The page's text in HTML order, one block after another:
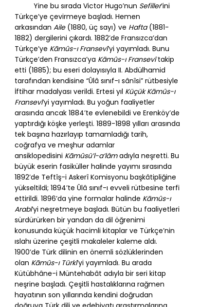
Yine bu sırada Victor Hugo’nun Sefiller’ini
Türkçe’ye çevirmeye başladı. Hemen
arkasından Aile(1880, üç sayı) ve Hafta(1881-
1882) dergilerini çıkardı. 1882’de Fransızca’dan
Türkçe’ye Kāmûs-ı Fransevî’yi yayımladı. Bunu
Türkçe’den Fransızca’ya Kāmûs-ı Fransevîtakip
etti (1885); bu eseri dolayısıyla II. Abdülhamid
tarafından kendisine “Ûlâ sınıf-ı sânîsi” rütbesiyle
İftihar madalyası verildi. Ertesi yıl Küçük Kāmûs-ı
Fransevî’yi yayımladı. Bu yoğun faaliyetler
arasında ancak 1884’te evlenebildi ve Erenköy’de
yaptırdığı köşke yerleşti. 1889-1898 yılları arasında
tek başına hazırlayıp tamamladığı tarih,
coğrafya ve meşhur adamlar
ansiklopedisini Kāmûsü’l-a‘lâmadıyla neşretti. Bu
büyük eserin fasiküller halinde yayımı sırasında
1892’de Teftîş-i Askerî Komisyonu başkâtipliğine
yükseltildi; 1894’te Ûlâ sınıf-ı evveli rütbesine terfi
ettirildi. 1896’da yine formalar halinde Kāmûs-ı
Arabî’yi neşretmeye başladı. Bütün bu faaliyetleri
sürdürürken bir yandan da dil öğrenimi
konusunda küçük hacimli kitaplar ve Türkçe’nin
ıslahı üzerine çeşitli makaleler kaleme aldı.
1900’de Türk dilinin en önemli sözlüklerinden
olan Kāmûs-ı Türkî’yi yayımladı. Bu arada
Kütübhâne-i Müntehabât adıyla bir seri kitap
neşrine başladı. Çeşitli hastalıklarına rağmen
hayatının son yıllarında kendini doğrudan